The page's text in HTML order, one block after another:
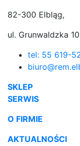
82-300 Elbląg,
ul. Grunwaldzka
tel: 55 619-
SKLEP
SERWIS
O FIRMIE
AKTUALNOŚCI